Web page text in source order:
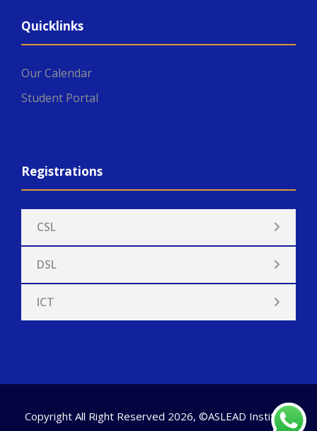
Quicklinks
Our Calendar
Student Portal
Registrations
CSL
DSL
ICT
Copyright All Right Reserved 2026, ©ASLEAD Institute